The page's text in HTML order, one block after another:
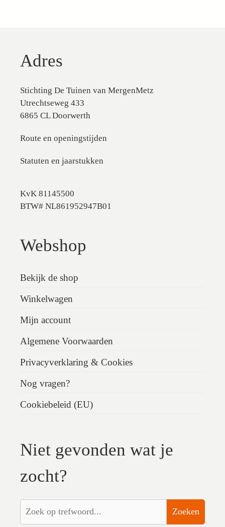
Adres
Stichting De Tuinen van MergenMetz
Utrechtseweg 433
6865 CL Doorwerth
Route en openingstijden
Statuten en jaarstukken
KvK 81145500
BTW# NL861952947B01
Webshop
Bekijk de shop
Winkelwagen
Mijn account
Algemene Voorwaarden
Privacyverklaring & Cookies
Nog vragen?
Cookiebeleid (EU)
Niet gevonden wat je
zocht?
Zoeken